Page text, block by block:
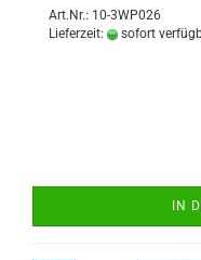
Art.Nr.: 10-3WP026
Lieferzeit:
sofort
IN